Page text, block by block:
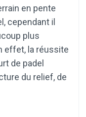
en pente
cependant il
plus
effet, la réussite
de padel
du relief, de